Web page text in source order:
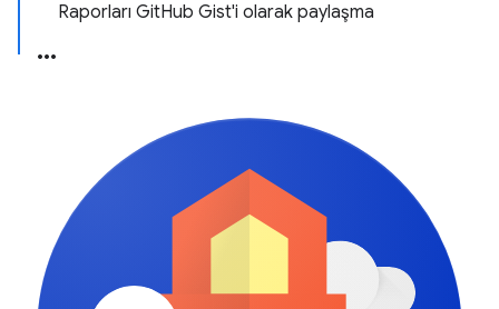
Raporları GitHub Gist'i olarak paylaşma